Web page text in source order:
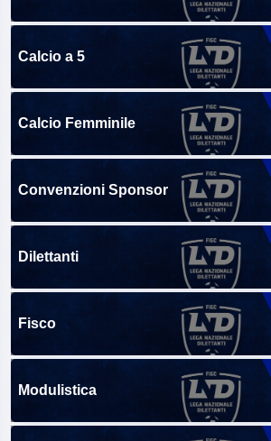
Calcio a 5
Calcio Femminile
Convenzioni Sponsor
Dilettanti
Fisco
Modulistica